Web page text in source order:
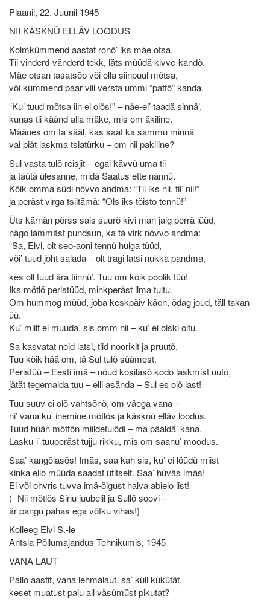
Plaanil, 22. Juunil 1945
NII KÄSKNÜ ELLÄV LOODUS
Kolmkümmend aastat ronõ’ iks mäe otsa.
Tii vinderd-vänderd tekk, läts müüdä kivve-kandõ.
Mäe otsan tasatsõp või olla siinpuul mõtsa,
või kümmend paar viil versta ummi “pattõ” kanda.
“Ku’ tuud mõtsa iin ei olõs!” – näe-ei’ taadä sinnä’,
kunas tii käänd alla mäke, mis om äkiline.
Määnes om ta sääl, kas saat ka sammu minnä
vai piät laskma tsiatürku – om nii pakiline?
Sul vasta tulõ reisjit – egal kävvü uma tii
ja täütä ülesanne, midä Saatus ette nännü.
Kõik omma südi nõvvo andma: “Tii iks nii, tii’ nii!”
ja peräst virga tsiitämä: “Ols iks tõisto tennü!”
Üts kärnän põrss sais suurõ kivi man jalg perrä lüüd,
nägo lämmäst pundsun, ka tä virk nõvvo andma:
“Sa, Elvi, olt seo-aoni tennü hulga tüüd,
või’ tuud joht salada – olt tragi latsi nukka pandma,
kes oll tuud ära tiinnü’. Tuu om kõik poolik tüü!
Iks mõtlõ peristüüd, minkperäst ilma tultu.
Om hummog müüd, joba keskpäiv käen, õdag joud, täll takan
üü.
Ku’ miilt ei muuda, sis omm nii – ku’ ei olski oltu.
Sa kasvatat noid latsi, tiid noorikit ja pruutõ.
Tuu kõik hää om, tä Sul tulõ süämest.
Peristüü – Eesti imä – nõud kosilasõ kodo laskmist uutõ,
jätät tegemalda tuu – elli asända – Sul es olõ last!
Tuu suuv ei olõ vahtsõnõ, om väega vana –
ni’ vana ku’ inemine mõtlõs ja käsknü elläv loodus.
Tuud hüän mõttõn miildetulõdi – ma pääldä’ kana.
Lasku-i’ tuuperäst tujju rikku, mis om saanu’ moodus.
Saa’ kangõlasõs! Imäs, saa kah sis, ku’ ei löüdü miist
kinka ello müüda saadat ütitselt. Saa’ hüväs imäs!
Ei või ohvris tuvva imä-õigust halva abielo iist!
(- Nii mõtlõs Sinu juubelil ja Sullõ soovi –
är pangu pahas ega võtku vihas!)
Kolleeg Elvi S.-le
Antsla Põllumajandus Tehnikumis, 1945
VANA LAUT
Pallo aastit, vana lehmälaut, sa’ küll kükütät,
keset muatust paiu all väsümüst pikutat?